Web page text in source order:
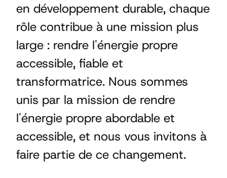
en développement durable, chaque
rôle contribue à une mission plus
large : rendre l'énergie propre
accessible, fiable et
transformatrice. Nous sommes
unis par la mission de rendre
l'énergie propre abordable et
accessible, et nous vous invitons à
faire partie de ce changement.